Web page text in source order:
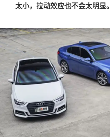
太小，拉动效应也不会太明显。